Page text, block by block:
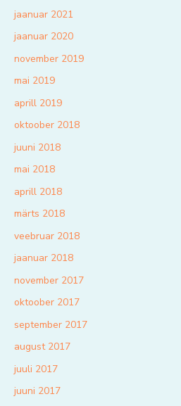
jaanuar 2021
jaanuar 2020
november 2019
mai 2019
aprill 2019
oktoober 2018
juuni 2018
mai 2018
aprill 2018
märts 2018
veebruar 2018
jaanuar 2018
november 2017
oktoober 2017
september 2017
august 2017
juuli 2017
juuni 2017